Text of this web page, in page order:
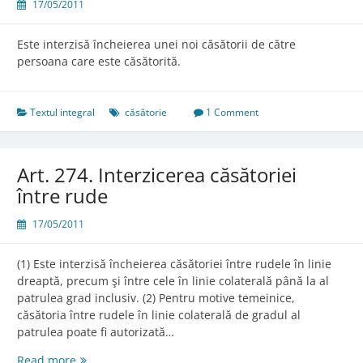
17/05/2011
Este interzisă încheierea unei noi căsătorii de către
persoana care este căsătorită.
Textul integral căsătorie 1 Comment
Art. 274. Interzicerea căsătoriei
între rude
17/05/2011
(1) Este interzisă încheierea căsătoriei între rudele în linie
dreaptă, precum şi între cele în linie colaterală până la al
patrulea grad inclusiv. (2) Pentru motive temeinice,
căsătoria între rudele în linie colaterală de gradul al
patrulea poate fi autorizată…
Art.